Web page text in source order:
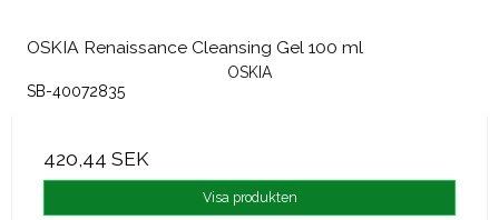
OSKIA Renaissance Cleansing Gel 100 ml
OSKIA
SB-40072835
420,44 SEK
Visa produkten